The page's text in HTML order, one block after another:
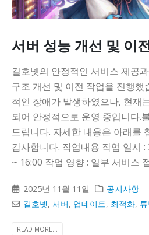
서버 성능 개선 및 이
길호넷의 안정적인 서비스 제공
구조 개선 및 이전 작업을 진행했
적인 장애가 발생하였으나, 현재
되어 안정적으로 운영 중입니다.
드립니다. 자세한 내용은 아래를
감사합니다. 작업내용 작업 일시
~ 16:00 작업 영향 : 일부 서비스
2025년 11월 11일
공지사항
길호넷,서버, 업데이트, 최적화,
READ MORE...